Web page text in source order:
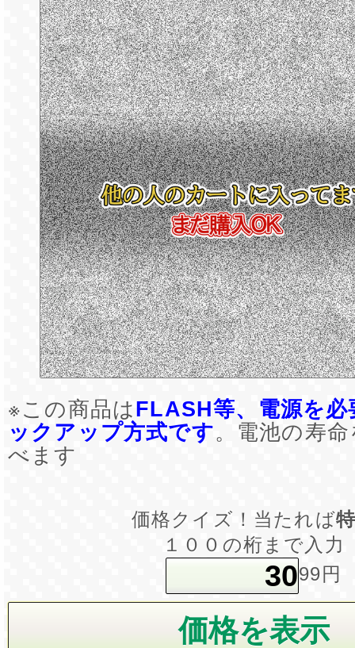
※この商品はFLASH等、電源を
ックアップ方式です。電池の寿
べます
価格クイズ！当たれば
１００の桁まで入力
99円